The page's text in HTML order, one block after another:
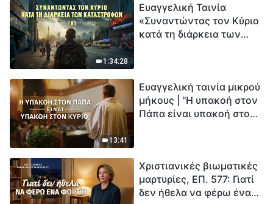
1:34:28
Ευαγγελική Ταινία
«Συναντώντας τον Κύριο
κατά τη διάρκεια των
εξαφάνισης». Οι
καταστροφές χτυπούν.
Ξεκινά η αντίστροφη
13:41
Ευαγγελική ταινία μικρού
μήκους | "Η υπακοή στον
Πάπα είναι υπακοή στον
Χριστιανικές βιωματικές
μαρτυρίες, ΕΠ. 577: Γιατί
δεν ήθελα να φέρω ένα